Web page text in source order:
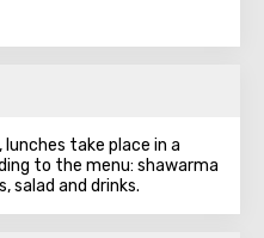
take place in a
to the menu: shawarma
salad and drinks.